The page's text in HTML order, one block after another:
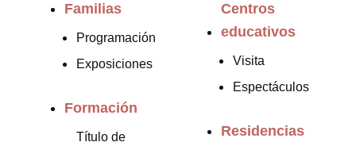
Familias
Programación
Exposiciones
Formación
Título de
Centros
educativos
Visita
Espectáculos
Residencias